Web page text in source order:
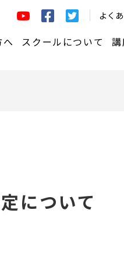
スクールについて
よく
について